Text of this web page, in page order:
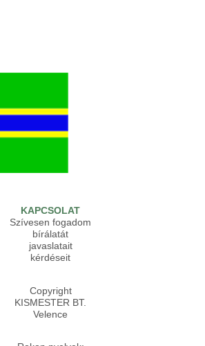
KAPCSOLAT
Szívesen fogadom
bírálatát
javaslatait
kérdéseit
Copyright
KISMESTER BT.
Velence